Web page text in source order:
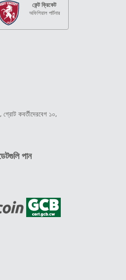
কেন্ট ক্রিকেট
অফিশিয়াল পার্টনার
গ্রোট কবর্তীদেরবেগ ১০,
পান